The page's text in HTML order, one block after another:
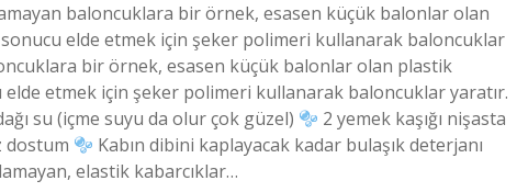
baloncuklara bir örnek, esasen küçük balonlar olan
elde etmek için şeker polimeri kullanarak baloncuklar
bir örnek, esasen küçük balonlar olan plastik
etmek için şeker polimeri kullanarak baloncuklar yaratır.
su (içme suyu da olur çok güzel)
2 yemek kaşığı nişasta
dostum
Kabın dibini kaplayacak kadar bulaşık deterjanı
elastik kabarcıklar…